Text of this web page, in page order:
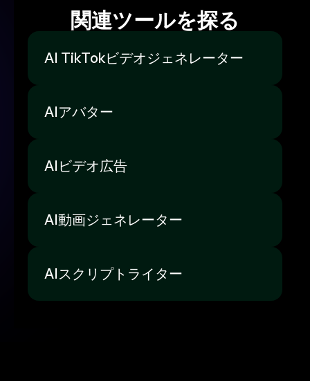
関連ツールを探る
AI TikTokビデオジェネレーター
AIアバター
AIビデオ広告
AI動画ジェネレーター
AIスクリプトライター